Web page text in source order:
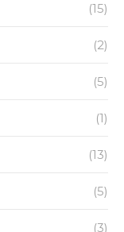
(15)
(2)
(5)
(1)
(13)
(5)
(3)